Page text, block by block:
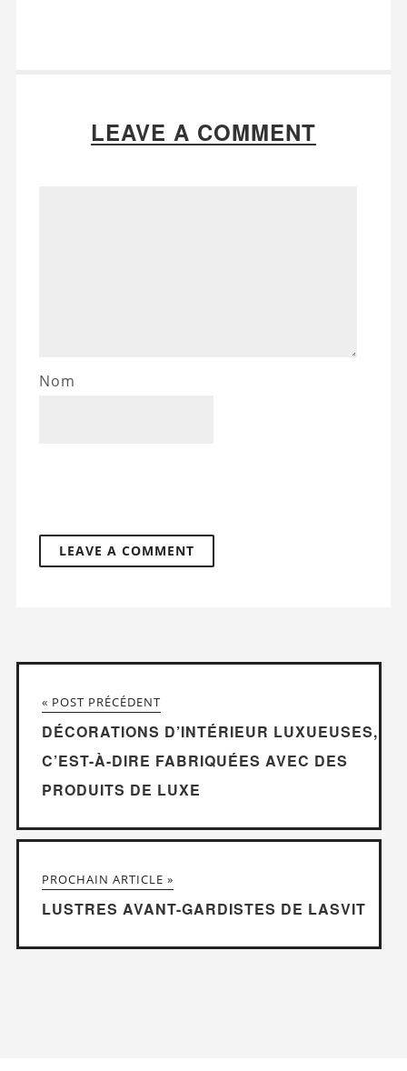
LEAVE A COMMENT
Nom
« POST PRÉCÉDENT
DÉCORATIONS D’INTÉRIEUR LUXUEUSES,
C’EST-À-DIRE FABRIQUÉES AVEC DES
PRODUITS DE LUXE
PROCHAIN ARTICLE »
LUSTRES AVANT-GARDISTES DE LASVIT